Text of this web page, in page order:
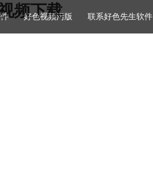
频下载
好色视频污版 联系好色先生软件